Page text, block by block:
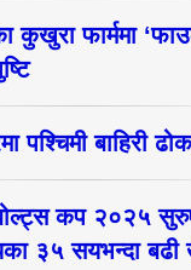
कुखुरा फार्ममा
पश्चिमी बाहिरी
कप २०२५
३५ सयभन्दा बढी